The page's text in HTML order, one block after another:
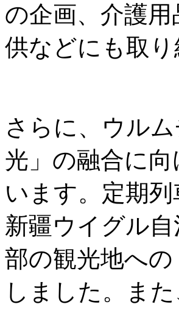
の企画、介護
供などにも取
さらに、ウル
光」の融合に
います。定期
新疆ウイグル
部の観光地へ
しました。ま